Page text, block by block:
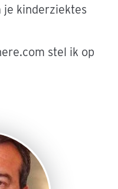
je kinderziektes
stel ik op